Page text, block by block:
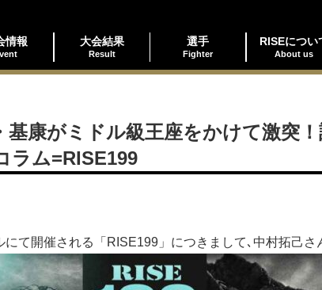
情報 大会結果
Result
選手
Fighter
RISEについ
About us
基康がミドル級王座をかけて激突
ラム=RISE199
て開催される「RISE199」につきまして､中村拓己さ